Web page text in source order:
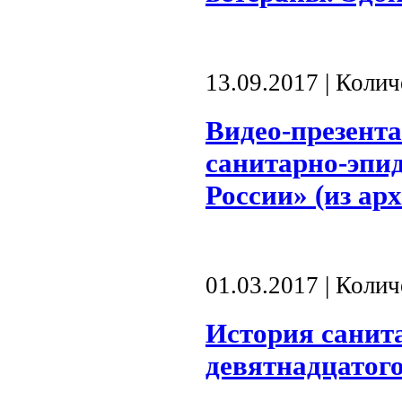
13.09.2017 |
Видео-
санитарно-
России» (из
01.03.2017 |
История